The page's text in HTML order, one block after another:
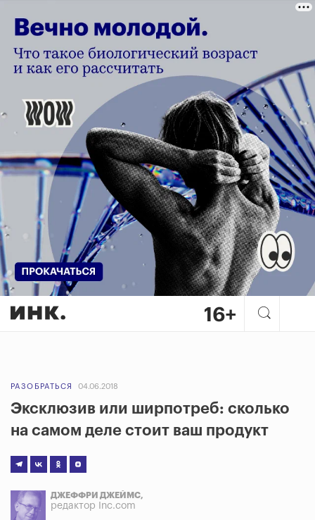
РАЗОБРАТЬСЯ 04.06.2018
Эксклюзив или ширпотреб: сколько
на самом деле стоит ваш продукт
ДЖЕФФРИ ДЖЕЙМС,
редактор Inc.com